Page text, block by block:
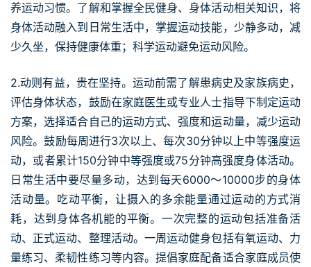
养运动习惯。了解和掌握全民健身、身体活动相关知识，将
身体活动融入到日常生活中，掌握运动技能，少静多动，减
少久坐，保持健康体重；科学运动避免运动风险。
2.动则有益，贵在坚持。运动前需了解患病史及家族病史，
评估身体状态，鼓励在家庭医生或专业人士指导下制定运动
方案，选择适合自己的运动方式、强度和运动量，减少运动
风险。鼓励每周进行3次以上、每次30分钟以上中等强度运
动，或者累计150分钟中等强度或75分钟高强度身体活动。
日常生活中要尽量多动，达到每天6000～10000步的身体
活动量。吃动平衡，让摄入的多余能量通过运动的方式消
耗，达到身体各机能的平衡。一次完整的运动包括准备活
动、正式运动、整理活动。一周运动健身包括有氧运动、力
量练习、柔韧性练习等内容。提倡家庭配备适合家庭成员使